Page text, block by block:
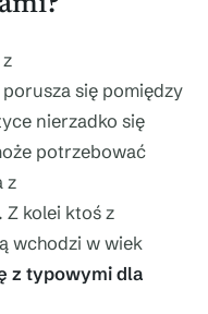
się pomiędzy
nierzadko się
potrzebować
z
Z kolei ktoś z
wchodzi w wiek
z typowymi dla